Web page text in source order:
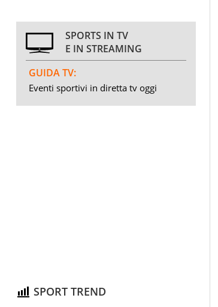
SPORTS IN TV
E IN STREAMING
GUIDA TV:
Eventi sportivi in diretta tv oggi
SPORT TREND